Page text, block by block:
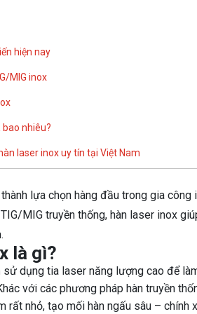
hiện nay
MIG inox
bao nhiêu?
laser inox uy tín tại Việt Nam
lựa chọn hàng đầu trong gia
MIG truyền thống, hàn laser inox
là gì?
sử dụng tia laser năng lượng cao để
với các phương pháp hàn truyền
rất nhỏ, tạo mối hàn ngấu sâu – chính